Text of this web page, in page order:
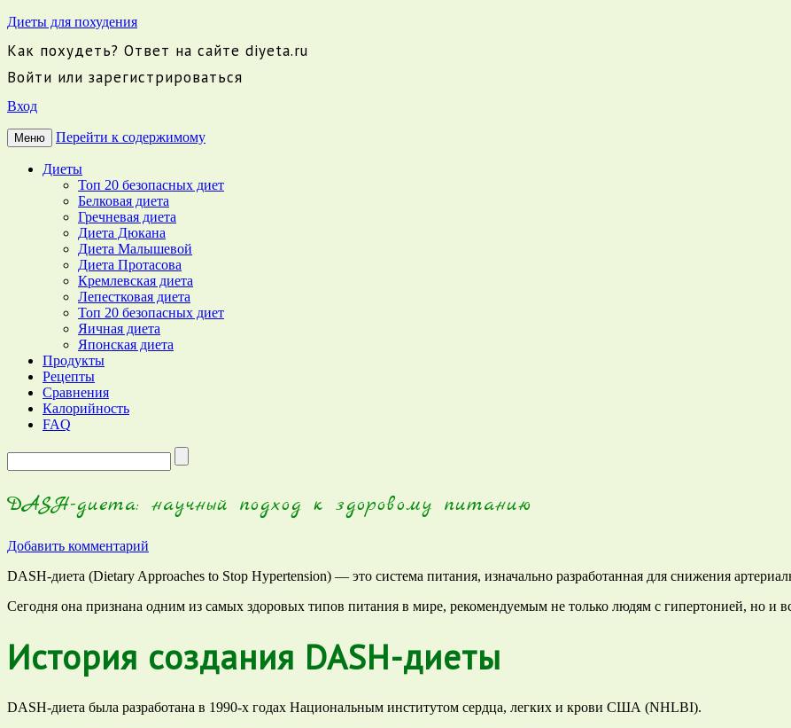
Диеты для похудения
Как похудеть? Ответ на сайте diyeta.ru
Войти или зарегистрироваться
Вход
Меню Перейти к содержимому
Диеты
Топ 20 безопасных диет
Белковая диета
Гречневая диета
Диета Дюкана
Диета Малышевой
Диета Протасова
Кремлевская диета
Лепестковая диета
Топ 20 безопасных диет
Яичная диета
Японская диета
Продукты
Рецепты
Сравнения
Калорийность
FAQ
Запрос
для
DASH-диета: научный подход к здоровому питанию
Добавить комментарий
DASH-диета (Dietary Approaches to Stop Hypertension) — это система питания, изначально разработанная для снижения
Сегодня она признана одним из самых здоровых типов питания в мире, рекомендуемым не только людям с гипертонией, но и
История создания DASH-диеты
DASH-диета была разработана в 1990-х годах Национальным институтом сердца, легких и крови США (NHLBI).